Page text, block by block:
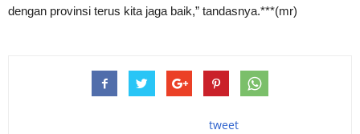
dengan provinsi terus kita jaga baik,” tandasnya.***(mr)
tweet